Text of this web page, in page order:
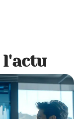
l'actu